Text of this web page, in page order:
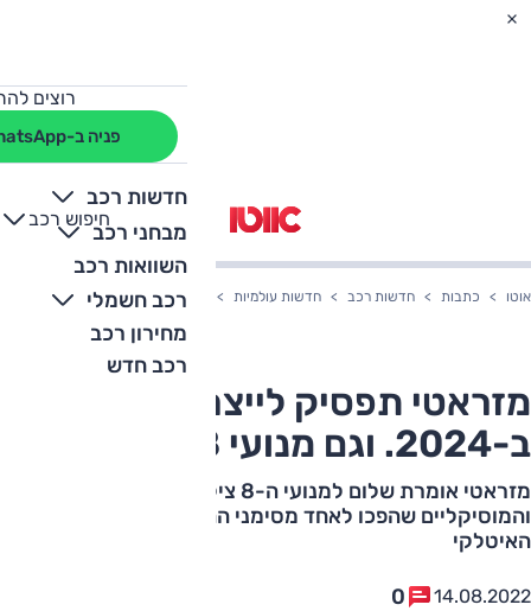
רוצים
פניה ב-WhatsApp
חדשות רכב
מבחני רכב
השוואות רכב
רכב חשמלי
מחירון רכב
רכב חדש
חיפוש רכב
+
-
אוטו כתבות חדשות רכב חדשות עולמיות מזראטי תפסיק לייצר את הגיבלי ב-2024. וגם מנועי V8...
מזראטי תפסיק לייצר את הגיבלי
ב-2024. וגם מנועי V8...
מזראטי אומרת שלום למנועי ה-8 צילינדרים האהובים
והמוסיקליים שהפכו לאחד מסימני ההיכר של יצרן היוקרה
האיטלקי
14.08.2022
0